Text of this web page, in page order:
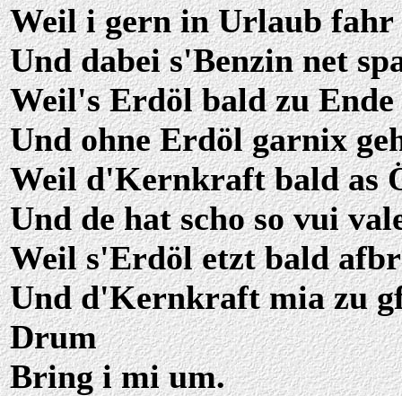
Weil i gern in Urlaub fahr
Und dabei s'Benzin net
Weil's Erdöl bald zu Ende
Und ohne Erdöl garnix
Weil d'Kernkraft bald as
Und de hat scho so vui
Weil s'Erdöl etzt bald
Und d'Kernkraft mia zu
Drum
Bring i mi um.